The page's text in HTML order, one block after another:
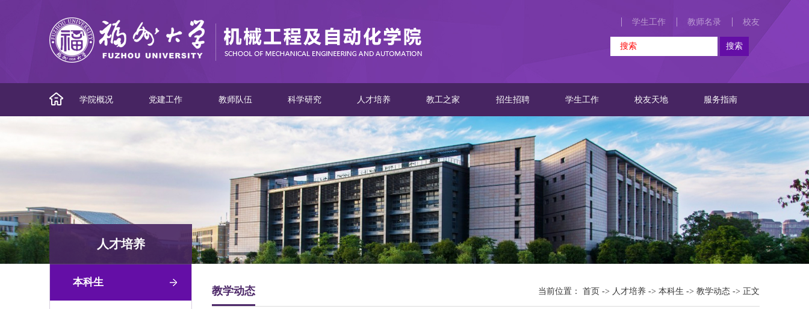
学生工作 教师名录 校友
学院概况 党建工作 教师队伍 科学研究 人才培养 教工之家 招生招聘 学生工作 校友天地 服务指南
人才培养
本科生
教学动态 当前位置： 首页 -> 人才培养 -> 本科生 -> 教学动态 -> 正文